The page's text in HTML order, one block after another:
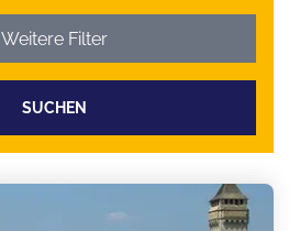
Weitere Filter
SUCHEN